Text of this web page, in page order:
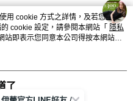
用 cookie 方式之詳情，及若您不希
cookie 設定，請參閱本網站「 隱私
站即表示您同意本公司得按本網站使
了